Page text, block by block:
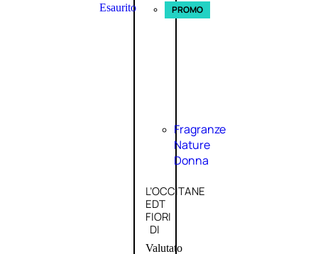
Esaurito PROMO
Fragranze
Nature
Donna
L’OCCITANE
EDT
FIORI
DI
Valutato